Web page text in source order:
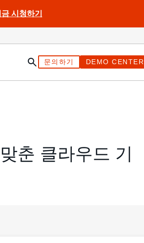
금 시청하기
문의하기 DEMO CENTER
춘 클라우드 기